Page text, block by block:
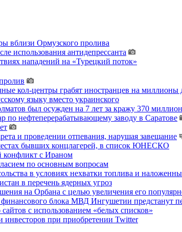
вблизи Ормузского пролива
использования антидепрессанта
нападений на «Турецкий поток»
кол-центры грабят иностранцев на миллионы
языку вместо украинского
был осужден на 7 лет за кражу 370
нефтеперерабатывающему заводу в Саратове
и проведении отпевания, нарушая завещание
бывших концлагерей, в список ЮНЕСКО
конфликт с Ираном
по основным вопросам
в условиях нехватки топлива и
в перечень ядерных угроз
на Орбана с целью увеличения его
блока МВД Ингушетии предстанут
с использованием «белых списков»
при приобретении Twitter